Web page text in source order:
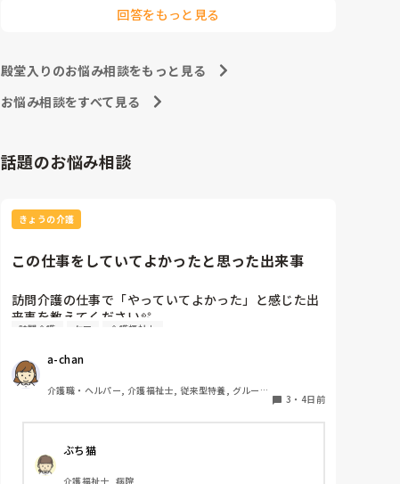
回答をもっと見る
殿堂入りのお悩み相談をもっと見る
お悩み相談をすべて見る
話題のお悩み相談
きょうの介護
この仕事をしていてよかったと思った出来事
訪問介護の仕事で「やっていてよかった」と感じた出
来事を教えてください🫧
「今日は行きたくないな…」と感じることはありま
す。
そんなときに「この仕事をやっていてよかった」と思
えた出来事を思い浮かべたら前向きな気持ちで出勤で
皆さんが訪問介護の仕事で「やっていてよかった」と
感じたエピソードがあれば、ぜひ教えてください。
訪問介護 ケア 介護福祉士
a-chan
介護職・ヘルパー, 介護福祉士, 従来型特養, グループ
3 ・ 4日前
ぶち猫
介護福祉士, 病院